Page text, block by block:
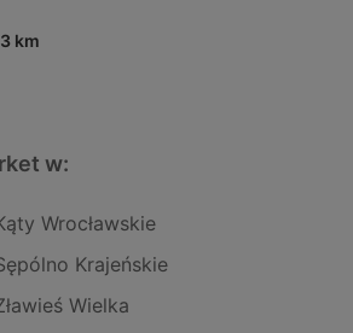
km
w:
Wrocławskie
Krajeńskie
Wielka